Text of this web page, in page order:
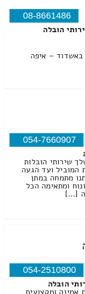
08-8661486
הובלה
באשדוד – איפה
054-7660907
שירותי הובלות
המוביל ועד הגעה
מתמחה במתן
ומתאימה הכל
[…]
054-2510800
הובלה